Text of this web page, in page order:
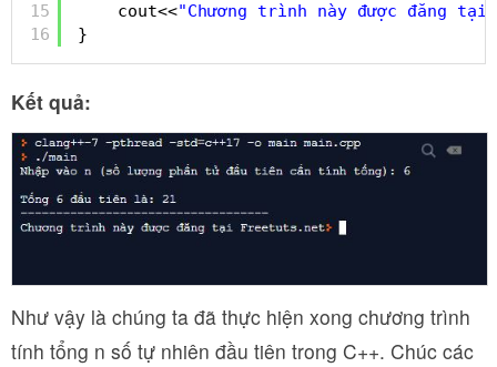
15
16
cout<<"Chương trình này được đăng
}
Kết quả:
Như vậy là chúng ta đã thực hiện xong chương trình
tính tổng n số tự nhiên đầu tiên trong C++. Chúc các